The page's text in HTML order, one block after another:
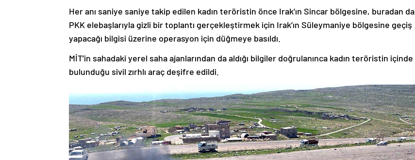
Her anı saniye saniye takip edilen kadın teröristin önce Irak’ın Sincar bölgesine, buradan da
PKK elebaşlarıyla gizli bir toplantı gerçekleştirmek için Irak’ın Süleymaniye bölgesine geçiş
yapacağı bilgisi üzerine operasyon için düğmeye basıldı.
MİT’in sahadaki yerel saha ajanlarından da aldığı bilgiler doğrulanınca kadın teröristin içinde
bulunduğu sivil zırhlı araç deşifre edildi.